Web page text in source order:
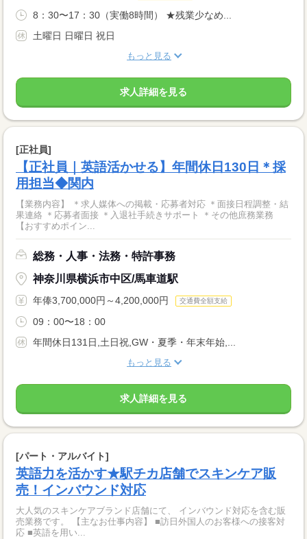
8：30〜17：30（実働8時間） ★残業少なめ...
土曜日 日曜日 祝日
もっと見る
求人詳細を見る
[正社員]
【正社員｜英語活かせる】年間休日130日＊採
用担当◆関内
【業務内容】 ＊求人媒体への掲載・応募者対応 ＊面接日程調整・結
果連絡 ＊応募者面接 ＊入退社手続きサポート ＊その他庶務業務
【おすすめポイン...
総務・人事・法務・特許事務
神奈川県横浜市中区/馬車道駅
年俸3,700,000円～4,200,000円 交通費全額支給
09：00〜18：00
年間休日131日,土日祝,GW・夏季・年末年始,...
もっと見る
求人詳細を見る
[パート・アルバイト]
英語力を活かす★駅チカ店舗でスキンケア販
売！インバウンド対応
大人気のスキンケアブランド店舗にて、 インバウンド対応を含む販
売業務です。 【主なお仕事内容】 ■訪日外国人のお客様への接客対
応 ■英語を用い...